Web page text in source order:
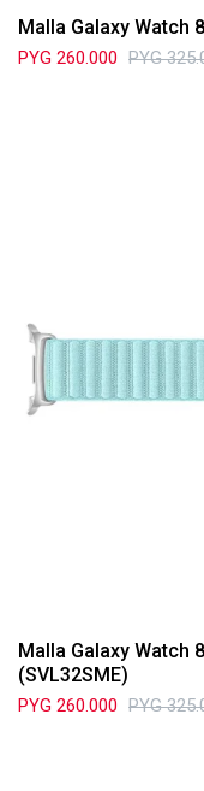
Malla Galaxy Watch
PYG 260.000 PYG
Malla Galaxy Watch
(SVL32SME)
PYG 260.000 PYG